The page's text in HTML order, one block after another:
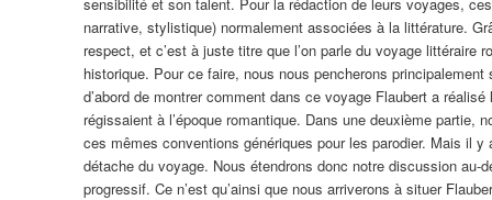
narrative, stylistique) normalement associées à la littérature.
respect, et c’est à juste titre que l’on parle du voyage
historique. Pour ce faire, nous nous pencherons
d’abord de montrer comment dans ce voyage Flaubert a
régissaient à l’époque romantique. Dans une deuxième
ces mêmes conventions génériques pour les parodier. Mais il
détache du voyage. Nous étendrons donc notre discussion au-
progressif. Ce n’est qu’ainsi que nous arriverons à situer